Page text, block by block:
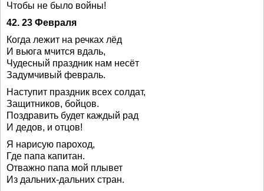
Чтобы не было войны!
42. 23 Февраля
Когда лежит на речках лёд
И вьюга мчится вдаль,
Чудесный праздник нам несёт
Задумчивый февраль.
Наступит праздник всех солдат,
Защитников, бойцов.
Поздравить будет каждый рад
И дедов, и отцов!
Я нарисую пароход,
Где папа капитан.
Отважно папа мой плывет
Из дальних-дальних стран.